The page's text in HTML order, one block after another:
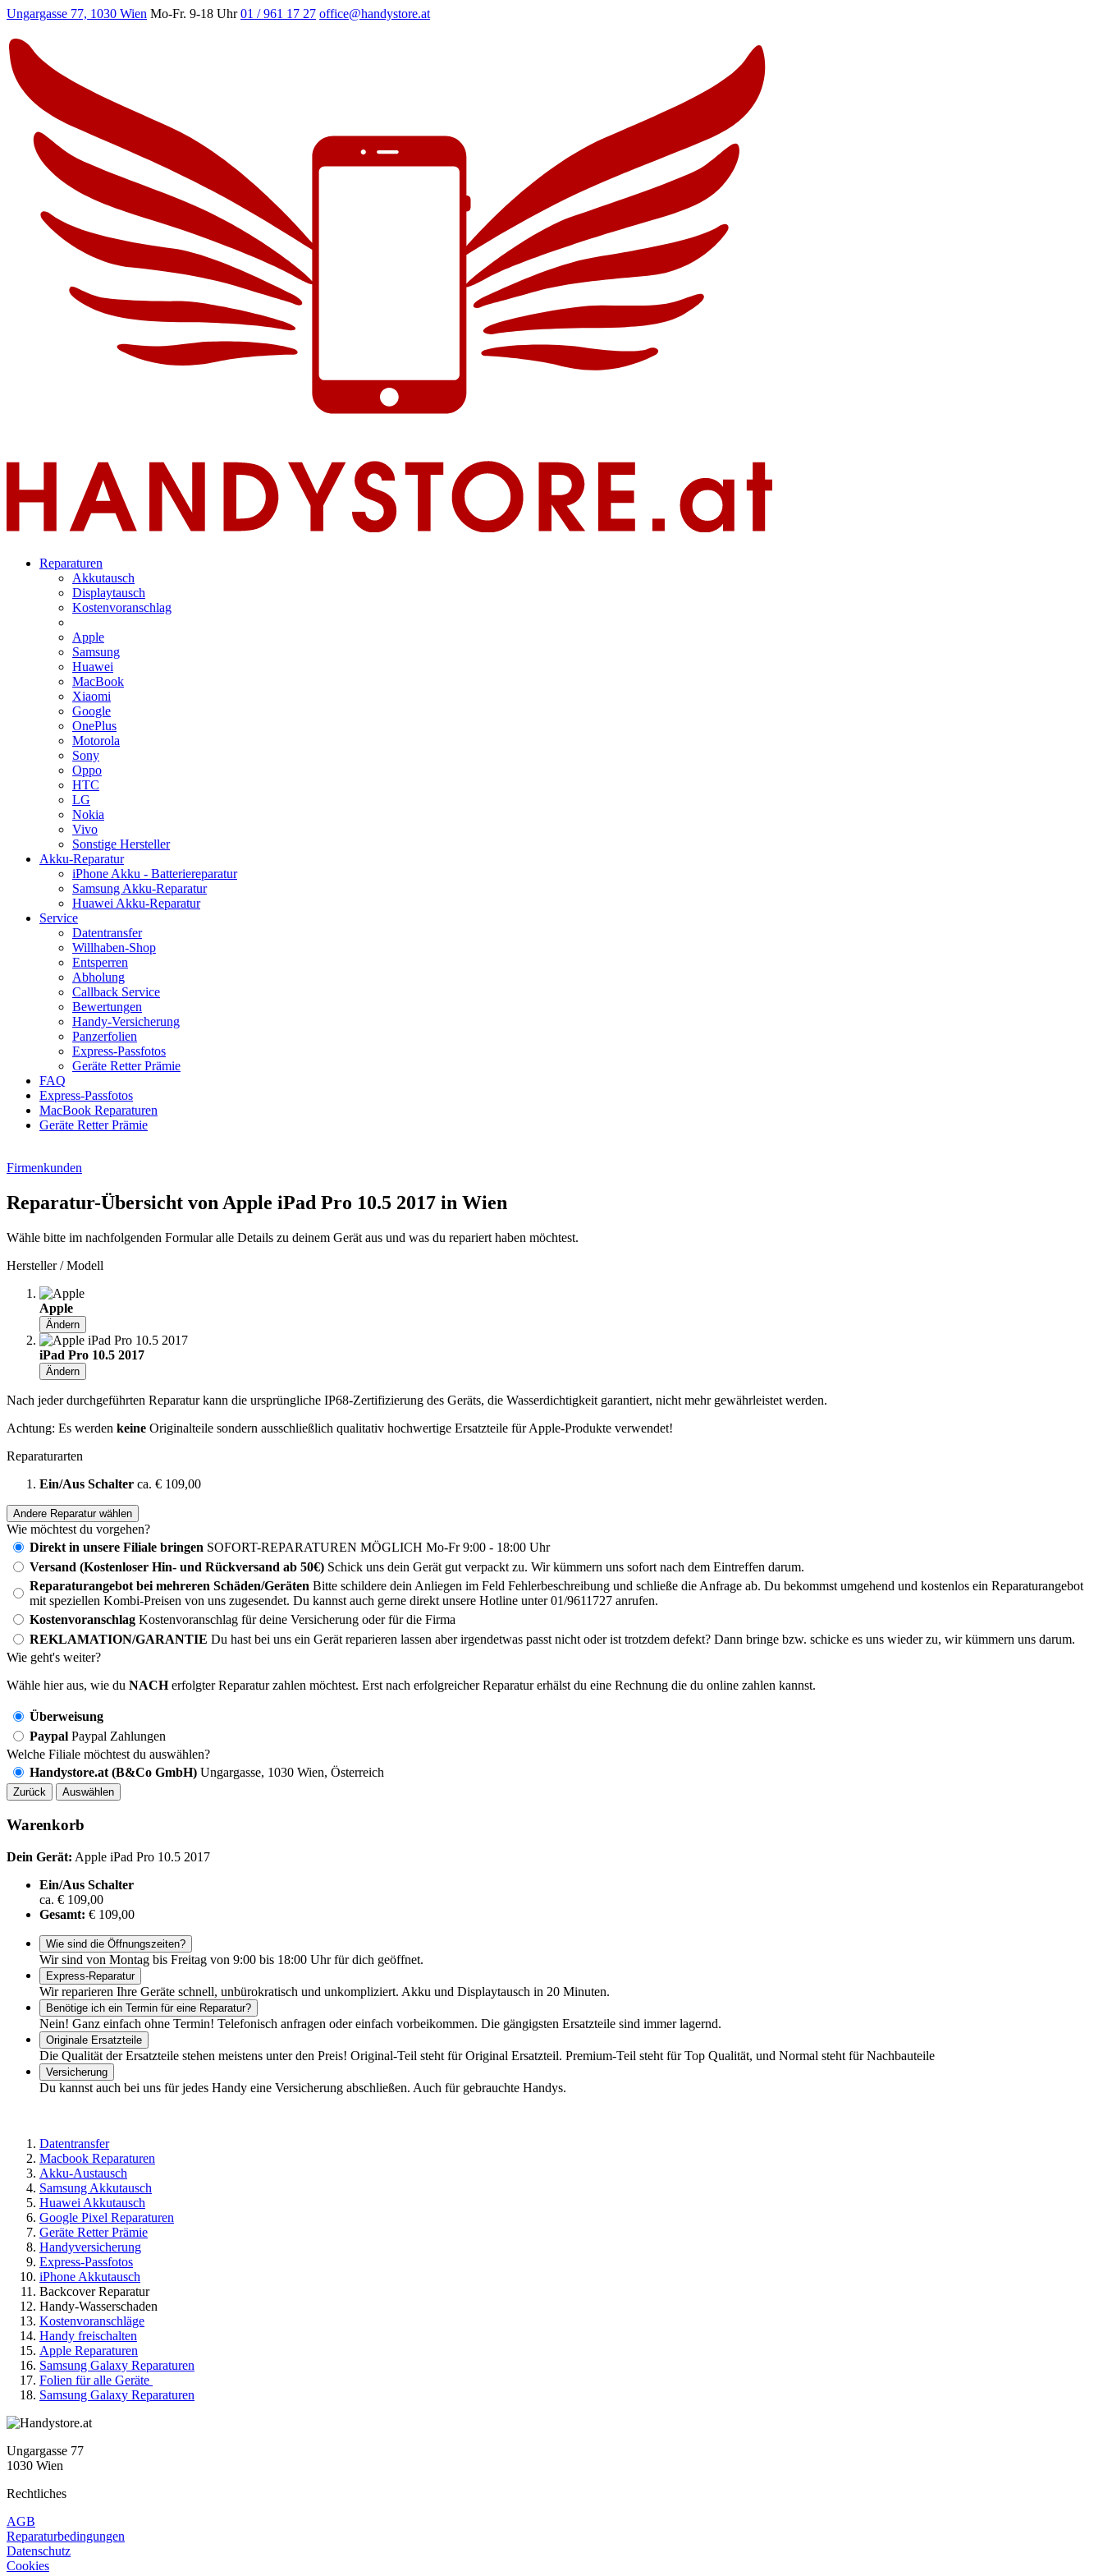
Ungargasse 77, 1030 Wien Mo-Fr. 9-18 Uhr 01 / 961 17 27 office@handystore.at
Reparaturen
Akkutausch
Displaytausch
Kostenvoranschlag
Apple
Samsung
Huawei
MacBook
Xiaomi
Google
OnePlus
Motorola
Sony
Oppo
HTC
LG
Nokia
Vivo
Sonstige Hersteller
Akku-Reparatur
iPhone Akku - Batteriereparatur
Samsung Akku-Reparatur
Huawei Akku-Reparatur
Service
Datentransfer
Willhaben-Shop
Entsperren
Abholung
Callback Service
Bewertungen
Handy-Versicherung
Panzerfolien
Express-Passfotos
Geräte Retter Prämie
FAQ
Express-Passfotos
MacBook Reparaturen
Geräte Retter Prämie
Firmenkunden
Reparatur-Übersicht von Apple iPad Pro 10.5 2017 in Wien
Wähle bitte im nachfolgenden Formular alle Details zu deinem Gerät aus und was du repariert haben möchtest.
Hersteller / Modell
Apple
Ändern
iPad Pro 10.5 2017
Ändern
Nach jeder durchgeführten Reparatur kann die ursprüngliche IP68-Zertifizierung des Geräts, die Wasserdichtigkeit garantiert, nicht mehr gewährleistet werden.
Achtung: Es werden keine Originalteile sondern ausschließlich qualitativ hochwertige Ersatzteile für Apple-Produkte verwendet!
Reparaturarten
Ein/Aus Schalter ca. € 109,00
Andere Reparatur wählen
Wie möchtest du vorgehen?
Direkt in unsere Filiale bringen SOFORT-REPARATUREN MÖGLICH Mo-Fr 9:00 - 18:00 Uhr
Versand (Kostenloser Hin- und Rückversand ab 50€) Schick uns dein Gerät gut verpackt zu. Wir kümmern uns sofort nach dem Eintreffen darum.
Reparaturangebot bei mehreren Schäden/Geräten Bitte schildere dein Anliegen im Feld Fehlerbeschreibung und schließe die Anfrage ab. Du bekommst umgehend und kostenlos ein Reparaturangebot
mit speziellen Kombi-Preisen von uns zugesendet. Du kannst auch gerne direkt unsere Hotline unter 01/9611727 anrufen.
Kostenvoranschlag Kostenvoranschlag für deine Versicherung oder für die Firma
REKLAMATION/GARANTIE Du hast bei uns ein Gerät reparieren lassen aber irgendetwas passt nicht oder ist trotzdem defekt? Dann bringe bzw. schicke es uns wieder zu, wir kümmern uns darum.
Wie geht's weiter?
Wähle hier aus, wie du NACHerfolgter Reparatur zahlen möchtest. Erst nach erfolgreicher Reparatur erhälst du eine Rechnung die du online zahlen kannst.
Überweisung
Paypal Paypal Zahlungen
Welche Filiale möchtest du auswählen?
Handystore.at (B&Co GmbH) Ungargasse, 1030 Wien, Österreich
Zurück Auswählen
Warenkorb
Dein Gerät: Apple iPad Pro 10.5 2017
Ein/Aus Schalter
ca. € 109,00
Gesamt: € 109,00
Wie sind die Öffnungszeiten?
Wir sind von Montag bis Freitag von 9:00 bis 18:00 Uhr für dich geöffnet.
Express-Reparatur
Wir reparieren Ihre Geräte schnell, unbürokratisch und unkompliziert. Akku und Displaytausch in 20 Minuten.
Benötige ich ein Termin für eine Reparatur?
Nein! Ganz einfach ohne Termin! Telefonisch anfragen oder einfach vorbeikommen. Die gängigsten Ersatzteile sind immer lagernd.
Originale Ersatzteile
Die Qualität der Ersatzteile stehen meistens unter den Preis! Original-Teil steht für Original Ersatzteil. Premium-Teil steht für Top Qualität, und Normal steht für Nachbauteile
Versicherung
Du kannst auch bei uns für jedes Handy eine Versicherung abschließen. Auch für gebrauchte Handys.
Datentransfer
Macbook Reparaturen
Akku-Austausch
Samsung Akkutausch
Huawei Akkutausch
Google Pixel Reparaturen
Geräte Retter Prämie
Handyversicherung
Express-Passfotos
iPhone Akkutausch
Backcover Reparatur
Handy-Wasserschaden
Kostenvoranschläge
Handy freischalten
Apple Reparaturen
Samsung Galaxy Reparaturen
Folien für alle Geräte
Samsung Galaxy Reparaturen
Ungargasse 77
1030 Wien
Rechtliches
AGB
Reparaturbedingungen
Datenschutz
Cookies